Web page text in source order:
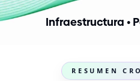
Infraestructura •
RESUMEN